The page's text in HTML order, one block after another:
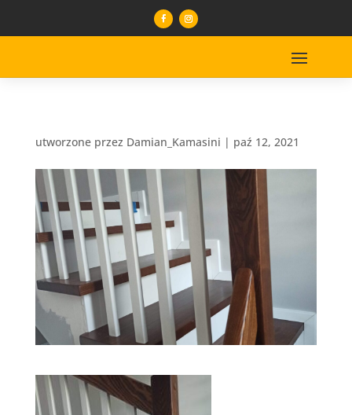
utworzone przez Damian_Kamasini | paź 12, 2021